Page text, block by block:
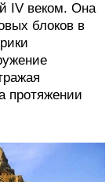
IV веком. Она
блоков в
протяжении